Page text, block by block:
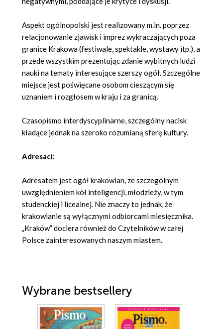
Aspekt ogólnopolski jest realizowany m.in. poprzez
relacjonowanie zjawisk i imprez wykraczających poza
granice Krakowa (festiwale, spektakle, wystawy itp.), a
przede wszystkim prezentując zdanie wybitnych ludzi
nauki na tematy interesujące szerszy ogół. Szczególne
miejsce jest poświęcane osobom cieszącym się
uznaniem i rozgłosem w kraju i za granicą.
Czasopismo interdyscyplinarne, szczególny nacisk
kładące jednak na szeroko rozumianą sferę kultury.
Adresaci:
Adresatem jest ogół krakowian, ze szczególnym
uwzględnieniem kół inteligencji, młodzieży, w tym
studenckiej i licealnej. Nie znaczy to jednak, że
krakowianie są wyłącznymi odbiorcami miesięcznika.
„Kraków” dociera również do Czytelników w całej
Polsce zainteresowanych naszym miastem.
Wybrane bestsellery